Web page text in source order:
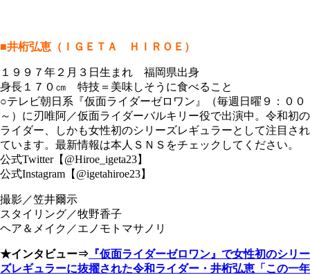
■井桁弘恵（ＩＧＥＴＡ ＨＩＲＯＥ）
１９９７年２月３日生まれ 福岡県出身
身長１７０㎝ 特技＝美味しそうに食べること
○テレビ朝日系『仮面ライダーゼロワン』（毎週日曜９：００
～）に刃唯阿／仮面ライダーバルキリー役で出演中。令和初の
ライダー、しかも女性初のシリーズレギュラーとして注目され
ています。最新情報は本人ＳＮＳをチェックしてください。
公式Twitter【@Hiroe_igeta23】
公式Instagram【@igetahiroe23】
撮影／笠井爾示
スタイリング／牧野香子
ヘア＆メイク／エノモトマサノリ
★インタビュー⇒ 『仮面ライダーゼロワン』で女性初のシリー
ズレギュラーに抜擢された令和ライダー・井桁弘恵「この一年